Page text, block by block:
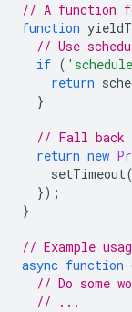
// A function
function
// Use
if (
return
}
// Fall back
return new
setTimeout(
});
}
// Example
async function
// Do some
// ...